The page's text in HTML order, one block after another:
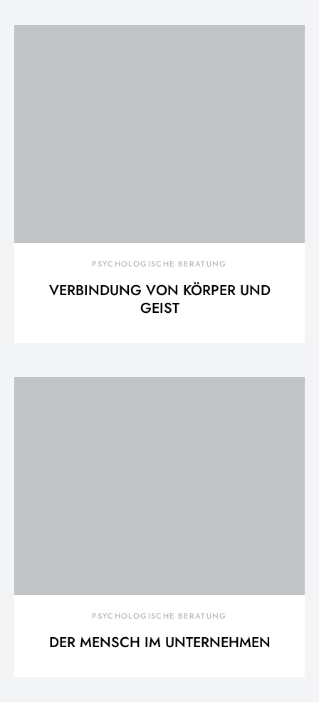
PSYCHOLOGISCHE BERATUNG
VERBINDUNG VON KÖRPER UND
GEIST
PSYCHOLOGISCHE BERATUNG
DER MENSCH IM UNTERNEHMEN